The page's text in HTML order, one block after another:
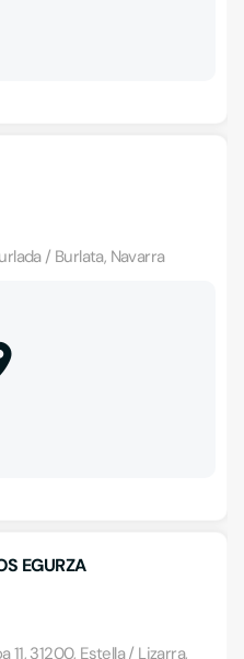
/ Burlata, Navarra
EGURZA
31200, Estella / Lizarra,